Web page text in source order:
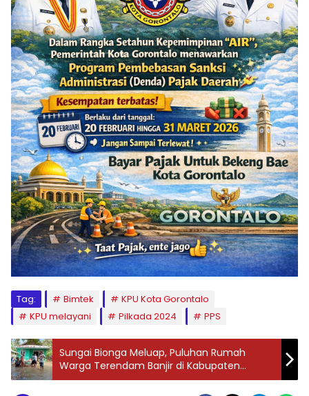
Tag: Bimtek
KPU Kota Gorontalo
KPU melayani
Pilkada 2024 PPS
Sungai Bionga Meluap, Puluhan Rumah
Warga Terendam Banjir di Kabupaten
Gorontalo